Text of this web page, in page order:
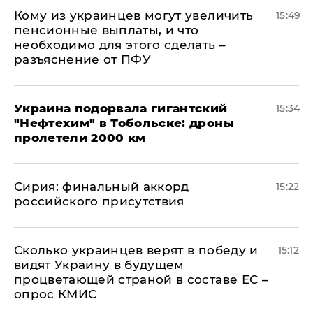
Кому из украинцев могут увеличить
пенсионные выплаты, и что
необходимо для этого сделать –
разъяснение от ПФУ
15:49
Украина подорвала гигантский
"Нефтехим" в Тобольске: дроны
пролетели 2000 км
15:34
​Сирия: финальный аккорд
российского присутствия
15:22
Сколько украинцев верят в победу и
видят Украину в будущем
процветающей страной в составе ЕС –
опрос КМИС
15:12